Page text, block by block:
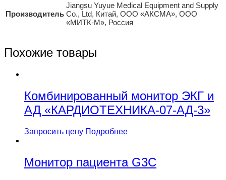
Производитель
Jiangsu Yuyue Medical Equipment and Supply
Co., Ltd, Китай, ООО «АКСМА», ООО
«МИТК-М», Россия
Похожие товары
Комбинированный монитор ЭКГ и
АД «КАРДИОТЕХНИКА-07-АД-3»
Запросить цену Подробнее
Монитор пациента G3С